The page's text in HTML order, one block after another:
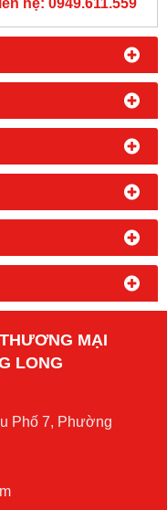
MẠI
LONG
Phố 7, Phường